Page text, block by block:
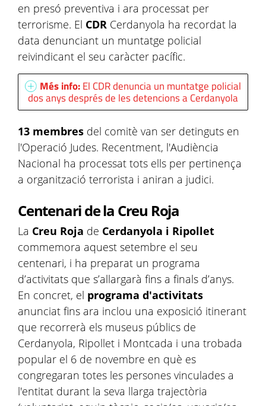
en presó preventiva i ara processat per
terrorisme. El CDR Cerdanyola ha recordat la
data denunciant un muntatge policial
reivindicant el seu caràcter pacífic.
Més info:El CDR denuncia un muntatge policial
dos anys després de les detencions a Cerdanyola
13 membres del comitè van ser detinguts en
l'Operació Judes. Recentment, l'Audiència
Nacional ha processat tots ells per pertinença
a organització terrorista i aniran a judici.
Centenari de la Creu Roja
La Creu Roja de Cerdanyola i Ripollet
commemora aquest setembre el seu
centenari, i ha preparat un programa
d’activitats que s’allargarà fins a finals d’anys.
En concret, el programa d'activitats
anunciat fins ara inclou una exposició itinerant
que recorrerà els museus públics de
Cerdanyola, Ripollet i Montcada i una trobada
popular el 6 de novembre en què es
congregaran totes les persones vinculades a
l'entitat durant la seva llarga trajectòria